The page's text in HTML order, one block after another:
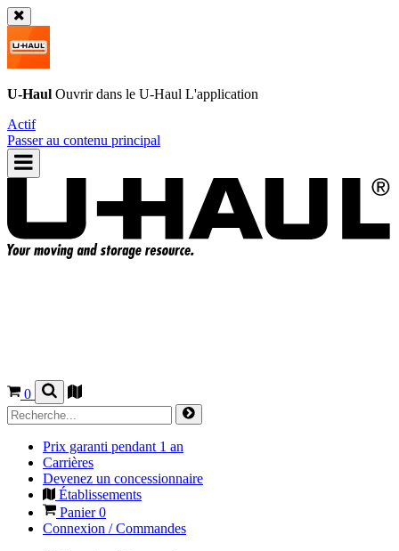
U-Haul Ouvrir dans le U-Haul L'application
Actif
Passer au contenu principal
0
Prix garanti pendant 1 an
Carrières
Devenez un concessionnaire
Établissements
Panier0
Connexion / Commandes